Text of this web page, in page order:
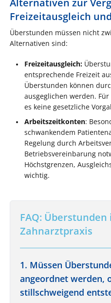
Freizeitausgleich
Überstunden müssen nicht
Alternativen sind:
Freizeitausgleich:
entsprechende Freizeit
Überstunden können
ausgeglichen werden.
es keine gesetzliche
Arbeitszeitkonten:
schwankendem
Regelung durch
Betriebsvereinbarung
Höchstgrenzen,
wichtig.
FAQ:
Zahnarztpraxis
1. Müssen
angeordnet werden,
stillschweigend